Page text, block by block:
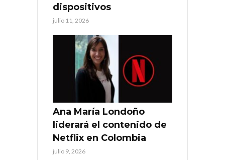
dispositivos
julio 11, 2026
Ana María Londoño
liderará el contenido de
Netflix en Colombia
julio 9, 2026